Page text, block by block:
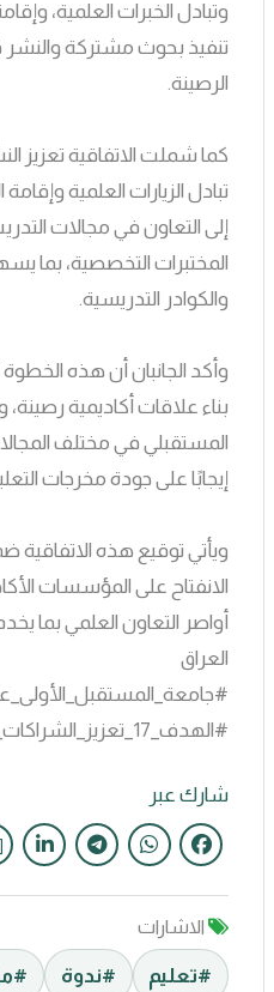
وتبادل الخبرات العلمية،
تنفيذ بحوث مشتركة والنشر
الرصينة.
كما شملت الاتفاقية تعزيز
تبادل الزيارات العلمية
إلى التعاون في مجالات
المختبرات التخصصية، بما
والكوادر التدريسية.
وأكد الجانبان أن هذه
بناء علاقات أكاديمية
المستقبلي في مختلف
إيجابًا على جودة مخرجات
ويأتي توقيع هذه
الانفتاح على المؤسسات
أواصر التعاون العلمي بما
العراق
#الهدف_17_تعزيز_الشراكات_لتحقيق_الأهداف
شارك عبر
الاشارات
#تعليم #ندوة